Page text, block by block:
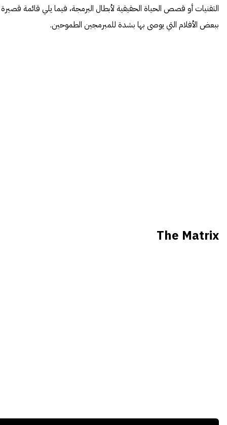
التقنيات أو قصص الحياة الحقيقية لأبطال البرمجة، فيما يلي قائمة قصيرة
ببعض الأفلام التي يوصى بها بشدة للمبرمجين الطموحين.
The Matrix